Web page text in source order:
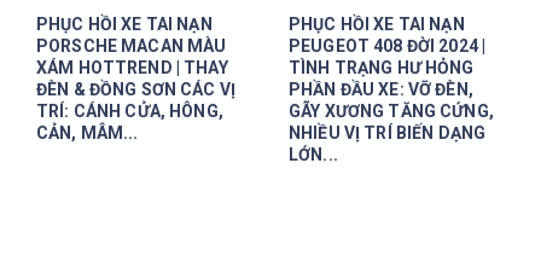
PHỤC HỒI XE TAI NẠN
PORSCHE MACAN MÀU
XÁM HOTTREND | THAY
ĐÈN & ĐỒNG SƠN CÁC VỊ
TRÍ: CÁNH CỬA, HÔNG,
CẢN, MÂM...
PHỤC HỒI XE TAI NẠN
PEUGEOT 408 ĐỜI 2024 |
TÌNH TRẠNG HƯ HỎNG
PHẦN ĐẦU XE: VỠ ĐÈN,
GÃY XƯƠNG TĂNG CỨNG,
NHIỀU VỊ TRÍ BIẾN DẠNG
LỚN...